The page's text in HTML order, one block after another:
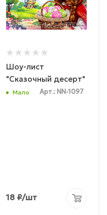
Шоу-лист
"Сказочный десерт"
Мало Арт.: NN-1097
18 ₽/шт